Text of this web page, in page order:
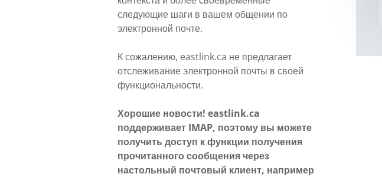
следующие шаги в вашем общении по
электронной почте.
К сожалению, eastlink.ca не предлагает
отслеживание электронной почты в своей
функциональности.
Хорошие новости! eastlink.ca
поддерживает IMAP, поэтому вы можете
получить доступ к функции получения
прочитанного сообщения через
настольный почтовый клиент, например